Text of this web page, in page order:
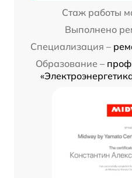
Стаж работы
Выполнено
Специализация –
Образование –